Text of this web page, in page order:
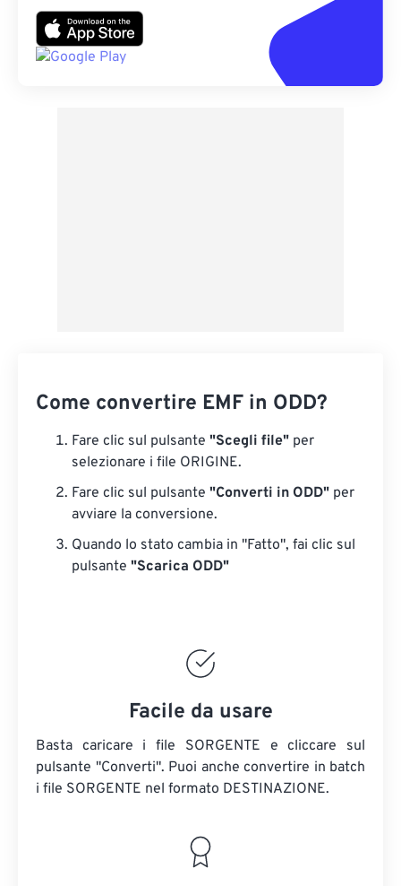
Come convertire EMF in ODD?
Fare clic sul pulsante "Scegli file" per
selezionare i file ORIGINE.
Fare clic sul pulsante "Converti in ODD" per
avviare la conversione.
Quando lo stato cambia in "Fatto", fai clic sul
pulsante "Scarica ODD"
Facile da usare
Basta caricare i file SORGENTE e cliccare sul
pulsante "Converti". Puoi anche convertire in batch
i file SORGENTE nel formato DESTINAZIONE.